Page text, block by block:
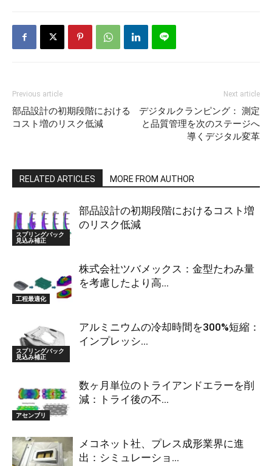
Previous article
部品設計の初期段階における
コスト増のリスク低減
Next article
デジタルクランピング： 測定
と品質管理を次のステージへ
導くデジタル変革
RELATED ARTICLES MORE FROM AUTHOR
スプリングバック
見込み補正
部品設計の初期段階におけるコスト増
のリスク低減
工程最適化
株式会社ツバメックス：金型たわみ量
を考慮したより高...
スプリングバック
見込み補正
アルミニウムの冷却時間を300%短縮：
インプレッシ...
アセンブリ
数ヶ月単位のトライアンドエラーを削
減：トライ後の不...
メコネット社、プレス成形業界に進
出：シミュレーショ...